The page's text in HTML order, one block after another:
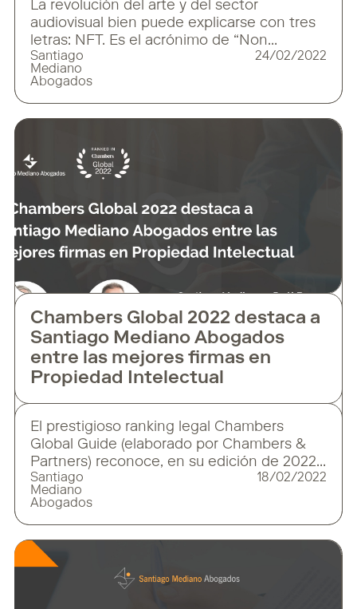
La revolución del arte y del sector
audiovisual bien puede explicarse con tres
letras: NFT. Es el acrónimo de “Non
Fungible Token”, un tipo especial de
propiedad digital que se caracteriza por ser
sonados fue el de Jack Dorsey,
Santiago
Mediano
Abogados
24/02/2022
Chambers Global 2022 destaca a
Santiago Mediano Abogados
entre las mejores firmas en
Propiedad Intelectual
El prestigioso ranking legal Chambers
Global Guide (elaborado por Chambers &
Partners) reconoce, en su edición de 2022,
a Santiago Mediano Abogados como firma
destacada en el área de Propiedad
Mediano en el área de Intellectual Property:
Copyrights y a nuestro socio Raúl
Bercovitz en el área de Intellectual
Santiago
Mediano
Abogados
18/02/2022